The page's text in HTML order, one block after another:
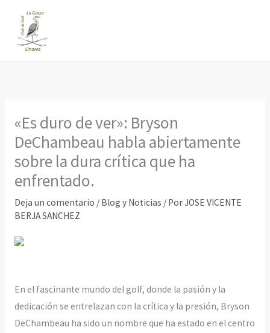
contenido
«Es duro de ver»: Bryson
DeChambeau habla abiertamente
sobre la dura crítica que ha
enfrentado.
Deja un comentario / Blog y Noticias / PorJOSE VICENTE
BERJA SANCHEZ
En el fascinante mundo del golf, donde la pasión y la
dedicación se entrelazan con la crítica y la presión, Bryson
DeChambeau ha sido un nombre que ha estado en el centro